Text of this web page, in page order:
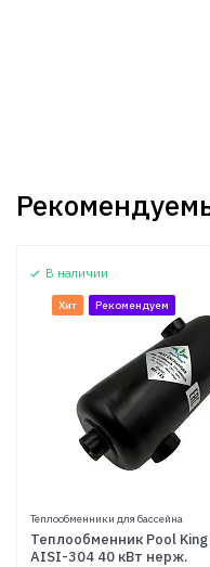
В наличии
Хит Рекомендуем
Теплообменники для бассейна
Теплообменник Pool
AISI-304 40 кВт нерж.